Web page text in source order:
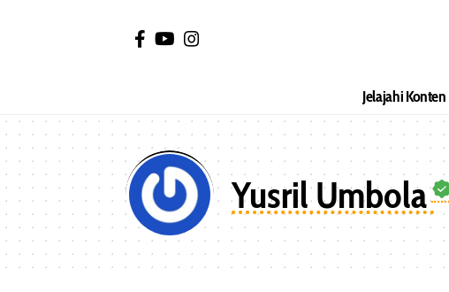
Jelajahi Konten
Yusril Umbola